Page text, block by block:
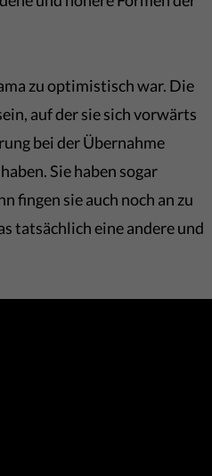
zu optimistisch war. Die
auf der sie sich vorwärts
bei der Übernahme
Sie haben sogar
fingen sie auch noch an zu
tatsächlich eine andere und